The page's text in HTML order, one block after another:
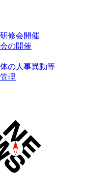
修会開催
の開催
の人事異動等
理